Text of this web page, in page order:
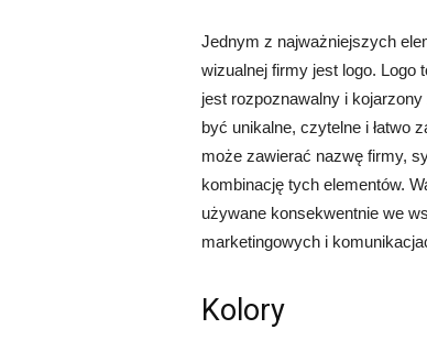
Jednym z najważniejszych
wizualnej firmy jest logo. Logo
jest rozpoznawalny i
być unikalne, czytelne i łatwo
może zawierać nazwę firmy,
kombinację tych elementów.
używane konsekwentnie we
marketingowych i
Kolory